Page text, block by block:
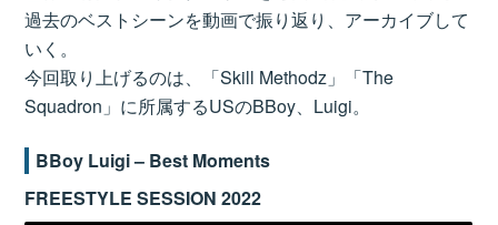
過去のベストシーンを動画で振り返り、アーカイブして
いく。
今回取り上げるのは、「Skill Methodz」「The
Squadron」に所属するUSのBBoy、Luigi。
BBoy Luigi – Best Moments
FREESTYLE SESSION 2022